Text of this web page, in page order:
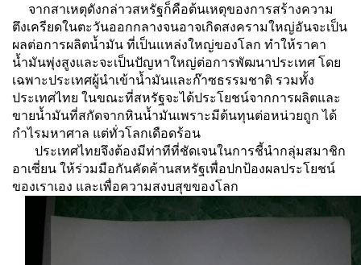
จากสาเหตุดังกล่าวสหรัฐก็คือต้นเหตุของการสร้างความ
ตึงเครียดในตะวันออกกลางจนอาจเกิดสงครามใหญ่อันจะเป็น
ผลต่อการผลิตน้ำมัน ที่เป็นแหล่งใหญ่ของโลก ทำให้ราคา
น้ำมันพุ่งสูงและจะเป็นปัญหาใหญ่ต่อการพัฒนาประเทศ โดย
เฉพาะประเทศผู้นำเข้าน้ำมันและก๊าซธรรมชาติ รวมทั้ง
ประเทศไทย ในขณะที่สหรัฐจะได้ประโยชน์จากการผลิตและ
ขายน้ำมันที่สกัดจากหินน้ำมันเพราะมีต้นทุนต่อหน่วยถูก ได้
กำไรมหาศาล แต่ทั่วโลกเดือดร้อน
ประเทศไทยจึงต้องมีท่าทีที่ชัดเจนในการชี้นำกลุ่มสมาชิก
อาเซี่ยน ให้ร่วมมือกันคัดค้านสหรัฐเพื่อปกป้องผลประโยชน์
ของเราเอง และเพื่อความสงบสุขของโลก